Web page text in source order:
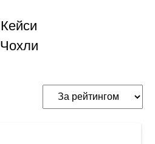
Кейси
Чохли